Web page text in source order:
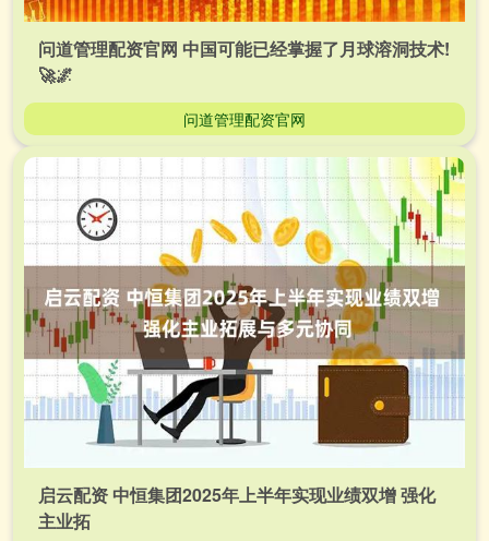
问道管理配资官网 中国可能已经掌握了月球溶洞技术!
🚀🌌
问道管理配资官网
启云配资 中恒集团2025年上半年实现业绩双增 强化
主业拓